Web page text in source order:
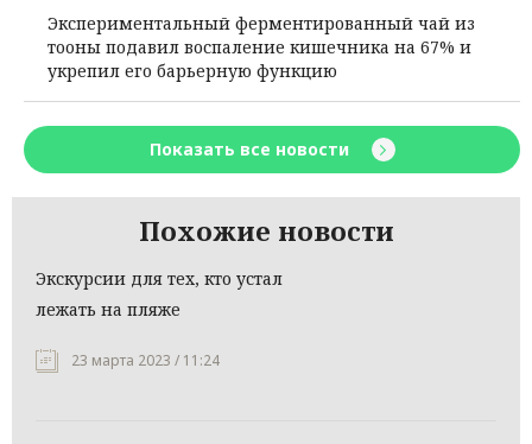
Экспериментальный ферментированный чай из
тооны подавил воспаление кишечника на 67% и
укрепил его барьерную функцию
Показать все новости
Похожие новости
Экскурсии для тех, кто устал
лежать на пляже
23 марта 2023 / 11:24